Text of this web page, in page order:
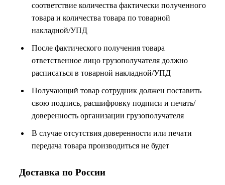
соответствие количества фактически полученного
товара и количества товара по товарной
накладной/УПД
После фактического получения товара
ответственное лицо грузополучателя должно
расписаться в товарной накладной/УПД
Получающий товар сотрудник должен поставить
свою подпись, расшифровку подписи и печать/
доверенность организации грузополучателя
В случае отсутствия доверенности или печати
передача товара производиться не будет
Доставка по России